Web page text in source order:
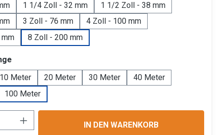
1 1/4 Zoll - 32 mm
1 1/2 Zoll - 38 mm
3 Zoll - 76 mm
4 Zoll - 100 mm
8 Zoll - 200 mm
10 Meter
20 Meter 30 Meter
40 Meter
100 Meter
Gib den gewünschten Wert ein
IN DEN WARENKORB